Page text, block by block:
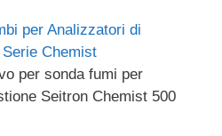
per Analizzatori di
Serie Chemist
per sonda fumi per
Seitron Chemist 500